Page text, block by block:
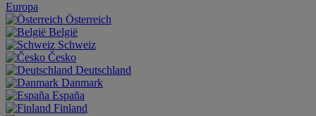
Europa
Österreich
België
Schweiz
Česko
Deutschland
Danmark
España
Finland